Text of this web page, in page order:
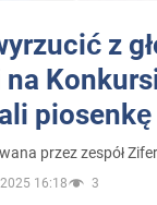
z
przez zespół
16:18 3